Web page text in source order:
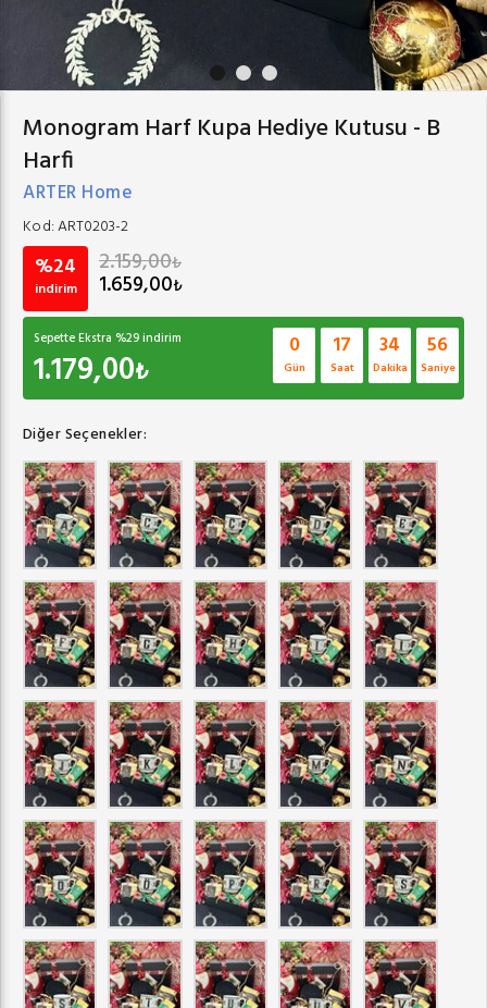
Monogram Harf Kupa Hediye Kutusu - B
Harfi
ARTER Home
Kod:ART0203-2
%24
indirim
2.159,00₺
1.659,00₺
Sepette Ekstra %29indirim
1.179,00₺
0
Gün
17
Saat
34
Dakika
55
Saniye
Diğer Seçenekler: